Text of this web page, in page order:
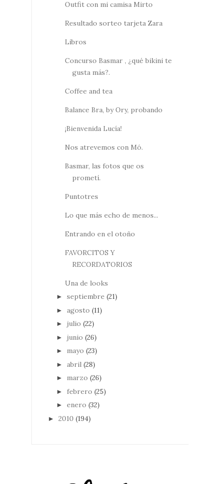
Outfit con mi camisa Mirto
Resultado sorteo tarjeta Zara
Libros
Concurso Basmar , ¿qué bikini te
gusta más?.
Coffee and tea
Balance Bra, by Ory, probando
¡Bienvenida Lucía!
Nos atrevemos con Mó.
Basmar, las fotos que os
prometí.
Puntotres
Lo que más echo de menos...
Entrando en el otoño
FAVORCITOS Y
RECORDATORIOS
Una de looks
► septiembre (21)
► agosto (11)
► julio (22)
► junio (26)
► mayo (23)
► abril (28)
► marzo (26)
► febrero (25)
► enero (32)
► 2010 (194)